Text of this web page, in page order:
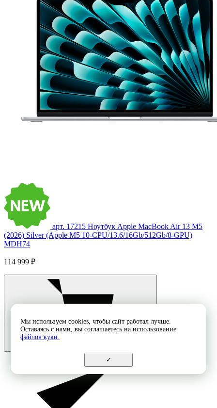
арт. 17215 Ноутбук Apple MacBook Air 13 M5
(2026) Silver (Apple M5 10-CPU/13.6/16Gb/512Gb/8-GPU)
MDH74
114 999 ₽
Мы используем cookies, чтобы сайт работал лучше.
Оставаясь с нами, вы соглашаетесь на использование
файлов куки.
✓